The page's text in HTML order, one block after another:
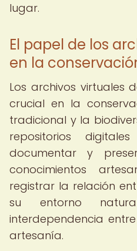
lugar.
El papel de los
en la
Los archivos virtuales
crucial en la
tradicional y la
repositorios
documentar y
conocimientos
registrar la relación
su entorno
interdependencia
artesanía.